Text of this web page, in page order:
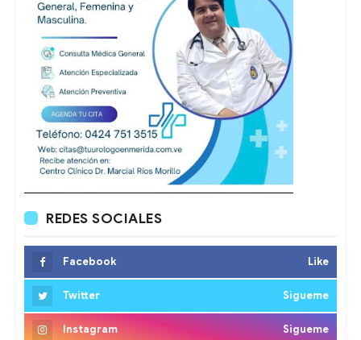
REDES SOCIALES
Facebook Like
Twitter Sigueme
Instagram Sigueme